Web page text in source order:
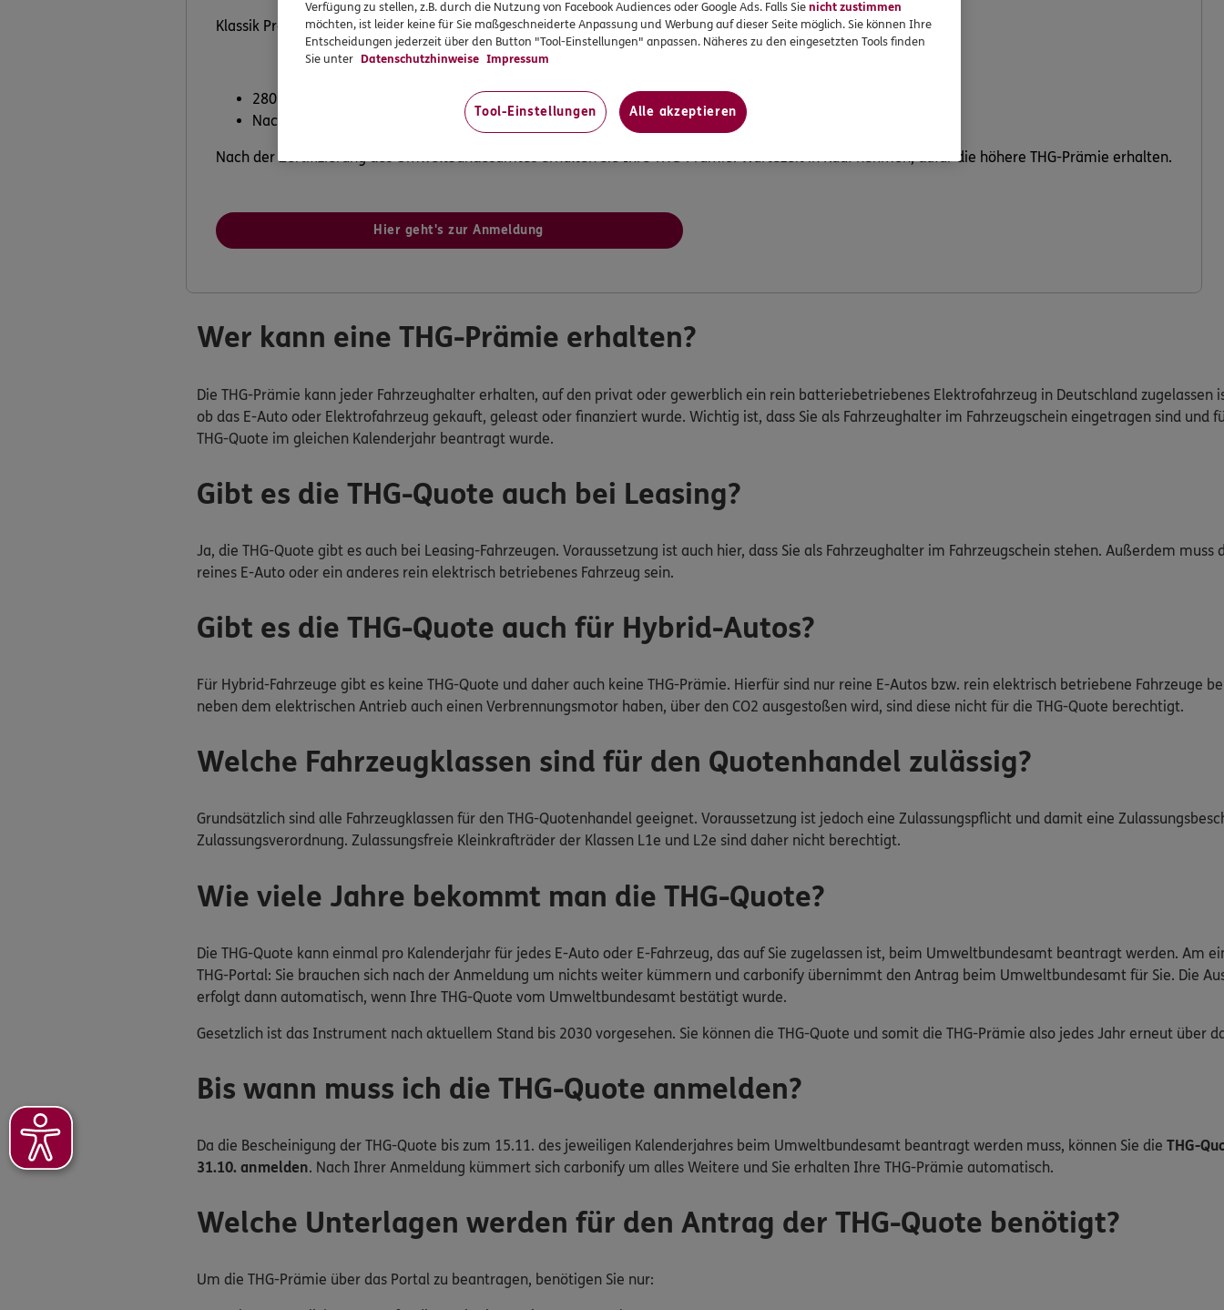
Klassik Prämie
280 € pro Jahr
Nach Bestätigung des Umweltbundesamtes
Nach der Zertifizierung des Umweltbundesamtes erhalten Sie Ihre THG-Prämie. Wartezeit in Kauf nehmen, dafür die höhere THG-Prämie erhalten.
Hier geht's zur Anmeldung
Wer kann eine THG-Prämie erhalten?
Die THG-Prämie kann jeder Fahrzeughalter erhalten, auf den privat oder gewerblich ein rein batteriebetriebenes Elektrofahrzeug in Deutschland zugelassen
ob das E-Auto oder Elektrofahrzeug gekauft, geleast oder finanziert wurde. Wichtig ist, dass Sie als Fahrzeughalter im Fahrzeugschein eingetragen sind und
THG-Quote im gleichen Kalenderjahr beantragt wurde.
Gibt es die THG-Quote auch bei Leasing?
Ja, die THG-Quote gibt es auch bei Leasing-Fahrzeugen. Voraussetzung ist auch hier, dass Sie als Fahrzeughalter im Fahrzeugschein stehen. Außerdem muss
reines E-Auto oder ein anderes rein elektrisch betriebenes Fahrzeug sein.
Gibt es die THG-Quote auch für Hybrid-Autos?
Für Hybrid-Fahrzeuge gibt es keine THG-Quote und daher auch keine THG-Prämie. Hierfür sind nur reine E-Autos bzw. rein elektrisch betriebene Fahrzeuge
neben dem elektrischen Antrieb auch einen Verbrennungsmotor haben, über den CO2 ausgestoßen wird, sind diese nicht für die THG-Quote berechtigt.
Welche Fahrzeugklassen sind für den Quotenhandel zulässig?
Grundsätzlich sind alle Fahrzeugklassen für den THG-Quotenhandel geeignet. Voraussetzung ist jedoch eine Zulassungspflicht und damit eine
Zulassungsverordnung. Zulassungsfreie Kleinkrafträder der Klassen L1e und L2e sind daher nicht berechtigt.
Wie viele Jahre bekommt man die THG-Quote?
Die THG-Quote kann einmal pro Kalenderjahr für jedes E-Auto oder E-Fahrzeug, das auf Sie zugelassen ist, beim Umweltbundesamt beantragt werden. Am
THG-Portal: Sie brauchen sich nach der Anmeldung um nichts weiter kümmern und carbonify übernimmt den Antrag beim Umweltbundesamt für Sie. Die
erfolgt dann automatisch, wenn Ihre THG-Quote vom Umweltbundesamt bestätigt wurde.
Gesetzlich ist das Instrument nach aktuellem Stand bis 2030 vorgesehen. Sie können die THG-Quote und somit die THG-Prämie also jedes Jahr erneut über
Bis wann muss ich die THG-Quote anmelden?
Da die Bescheinigung der THG-Quote bis zum 15.11. des jeweiligen Kalenderjahres beim Umweltbundesamt beantragt werden muss, können Sie die THG-
31.10. anmelden. Nach Ihrer Anmeldung kümmert sich carbonify um alles Weitere und Sie erhalten Ihre THG-Prämie automatisch.
Welche Unterlagen werden für den Antrag der THG-Quote benötigt?
Um die THG-Prämie über das Portal zu beantragen, benötigen Sie nur:
Verfügung zu stellen, z.B. durch die Nutzung von Facebook Audiences oder Google Ads. Falls Sienicht zustimmen
möchten, ist leider keine für Sie maßgeschneiderte Anpassung und Werbung auf dieser Seite möglich. Sie können Ihre
Entscheidungen jederzeit über den Button "Tool-Einstellungen" anpassen. Näheres zu den eingesetzten Tools finden
Sie unter Datenschutzhinweise Impressum
Tool-Einstellungen Alle akzeptieren